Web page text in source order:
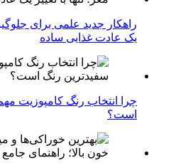
راهکار جدید علمی برای
یک عادت غذایی ساده
چرا انتخاب رنگ کامپوزیت
است؟